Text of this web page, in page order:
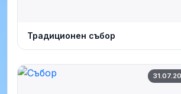
Традиционен събор